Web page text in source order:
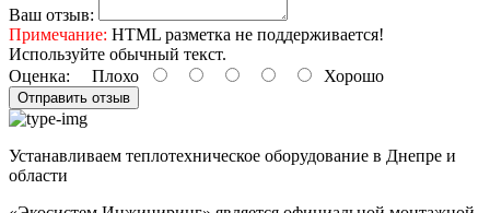
Ваш отзыв:
Примечание: HTML разметка не поддерживается!
Используйте обычный текст.
Оценка: Плохо Хорошо
Отправить отзыв
Устанавливаем теплотехническое оборудование в Днепре и
области